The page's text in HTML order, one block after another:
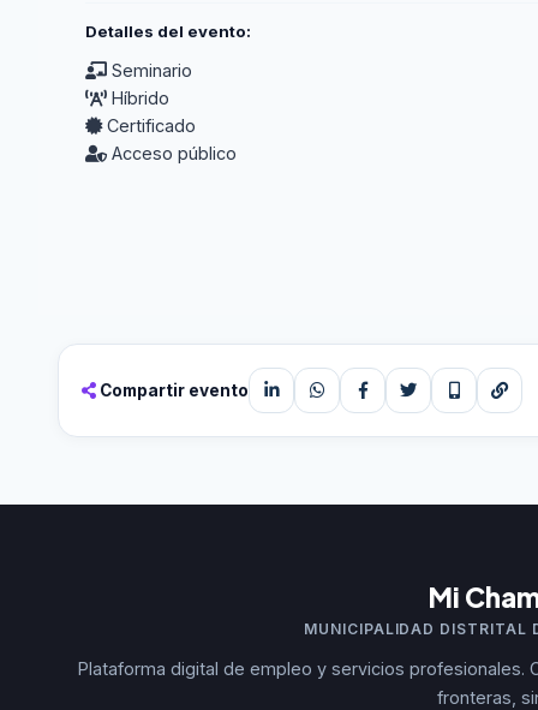
Detalles del evento:
Seminario
Híbrido
Certificado
Acceso público
Compartir evento
Mi
MUNICIPALIDAD DISTRITAL
Plataforma digital de empleo y servicios
fronteras,